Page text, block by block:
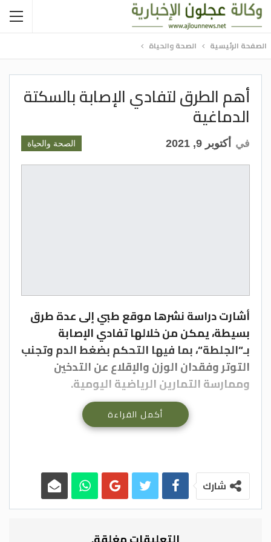
الصفحة الرئيسية الصحة والحياة
أهم الطرق لتفادي الإصابة بالسكتة
الدماغية
الصحة والحياة في أكتوبر 9, 2021
أشارت دراسة نشرها موقع طبي إلى عدة طرق
بسيطة، يمكن من خلالها تفادي الإصابة
بـ“الجلطة“، بما فيها التحكم بضغط الدم وتجنب
التوتر وفقدان الوزن والإقلاع عن التدخين
وممارسة التمارين الرياضية اليومية.
التوقف عن التدخين
يزيد التدخين من احتمالية تجلط الدم، ويثخن
الأوعية الدموية ويضيقها، ويؤدي إلى تراكم
أكمل القراءة
شارك